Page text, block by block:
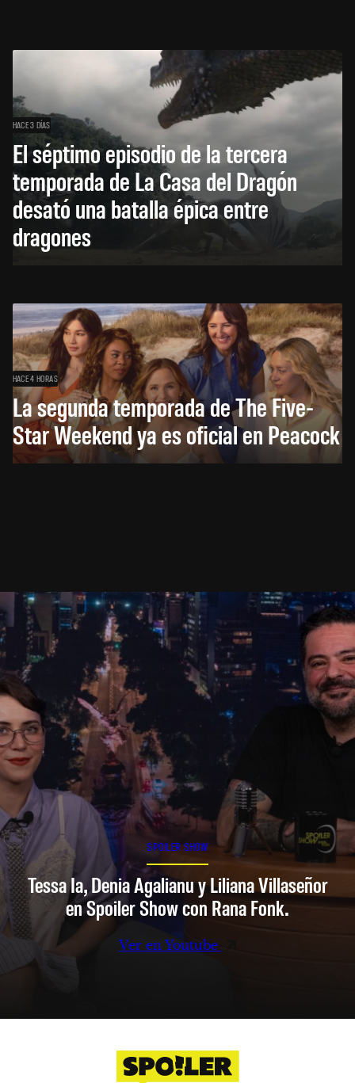
HACE 3 DÍAS
El séptimo episodio de la tercera
temporada de La Casa del Dragón
desató una batalla épica entre
dragones
HACE 4 HORAS
La segunda temporada de The Five-
Star Weekend ya es oficial en Peacock
SPOILER SHOW
Tessa Ia, Denia Agalianu y Liliana Villaseñor
en Spoiler Show con Rana Fonk.
Ver en Youtube